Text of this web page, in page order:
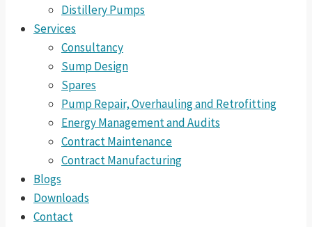
Distillery Pumps
Services
Consultancy
Sump Design
Spares
Pump Repair, Overhauling and Retrofitting
Energy Management and Audits
Contract Maintenance
Contract Manufacturing
Blogs
Downloads
Contact